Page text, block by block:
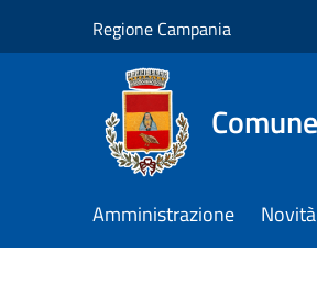
Regione Campania
Amministrazione Novità